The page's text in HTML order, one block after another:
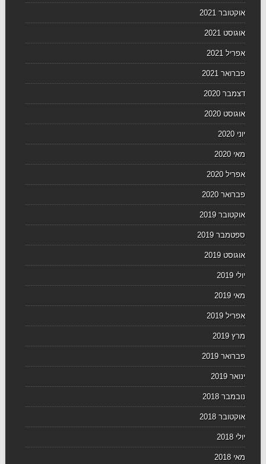
אוקטובר 2021
אוגוסט 2021
אפריל 2021
פברואר 2021
דצמבר 2020
אוגוסט 2020
יוני 2020
מאי 2020
אפריל 2020
פברואר 2020
אוקטובר 2019
ספטמבר 2019
אוגוסט 2019
יולי 2019
מאי 2019
אפריל 2019
מרץ 2019
פברואר 2019
ינואר 2019
נובמבר 2018
אוקטובר 2018
יולי 2018
מאי 2018